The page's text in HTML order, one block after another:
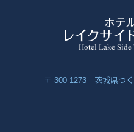
〒 300-1273 茨城県つ